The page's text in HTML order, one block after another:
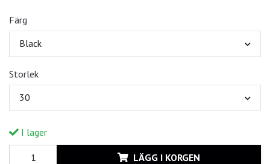
Färg
Black
Storlek
30
I lager
LÄGG I KORGEN